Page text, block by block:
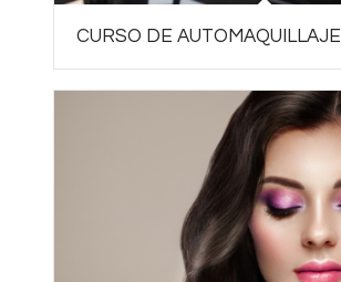
CURSO DE AUTOMAQUILLAJE